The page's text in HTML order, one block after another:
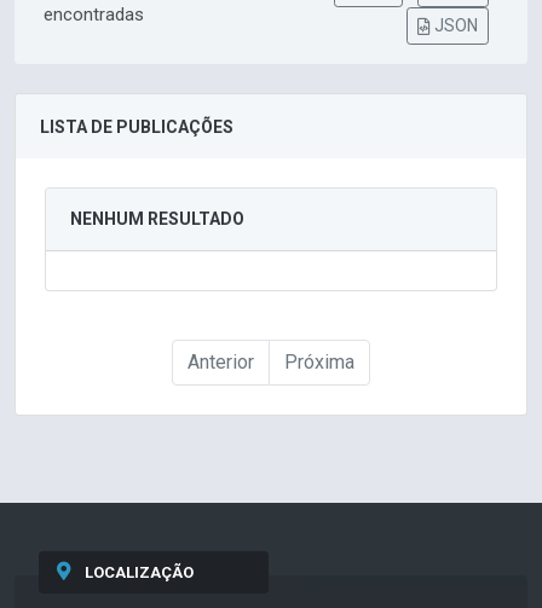
encontradas
JSON
LISTA DE PUBLICAÇÕES
NENHUM RESULTADO
Anterior Próxima
LOCALIZAÇÃO